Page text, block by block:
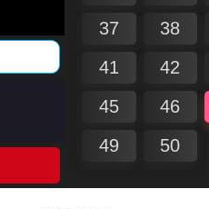
37
38
41
42
45
46
49
50